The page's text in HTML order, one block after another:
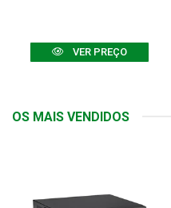
VER PREÇO
OS MAIS VENDIDOS